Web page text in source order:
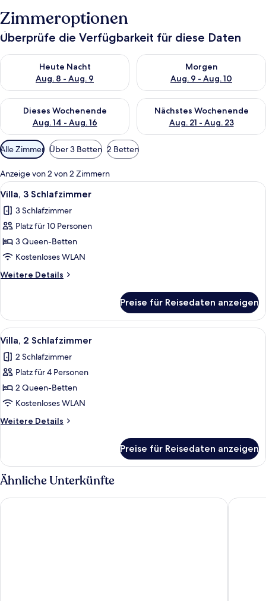
Zimmeroptionen
Überprüfe die Verfügbarkeit für diese Daten
Heute Nacht
Aug. 8 - Aug. 9
Überprüfe die Verfügbarkeit für heute Nacht, Aug. 8 - Aug. 9.
Morgen
Aug. 9 - Aug. 10
Überprüfe die Verfügbarkeit
Dieses Wochenende
Aug. 14 - Aug. 16
Überprüfe die Verfügbarkeit für dieses Wochenende, Aug. 14
Nächstes Wochenende
Aug. 21 - Aug. 23
Überprüfe die Verfügbarkeit
Verfügbare
Filter
für
Zimmer
Alle Zimmer Über 3 Betten 2 Betten
Anzeige von 2 von 2 Zimmern
Alle
Fotos
für
Villa,
3 Schlafzimmer
anzeigen
Ein modernes Hotelzimmer mit
6
Villa, 3 Schlafzimmer
3 Schlafzimmer
Platz für 10 Personen
3 Queen-Betten
Kostenloses WLAN
Weitere Details
Weitere
3 Schlafzimmer
Preise für Reisedaten anzeigen
Alle
Fotos
für
Villa,
2 Schlafzimmer
anzeigen
Ein Schlafzimmer mit Bett, einem an
10
Villa, 2 Schlafzimmer
2 Schlafzimmer
Platz für 4 Personen
2 Queen-Betten
Kostenloses WLAN
Weitere Details
Weitere
2 Schlafzimmer
Preise für Reisedaten anzeigen
Ähnliche Unterkünfte
Happy Together By Kresna Hospitality Avanya